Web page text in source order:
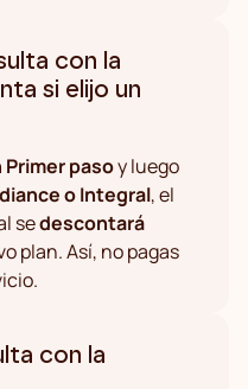
con la
si elijo un
Primer pasoy luego
o Integral, el
sedescontará
plan. Así, no pagas
con la